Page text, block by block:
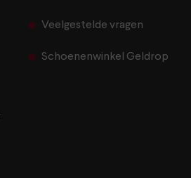
Veelgestelde vragen
Schoenenwinkel Geldrop